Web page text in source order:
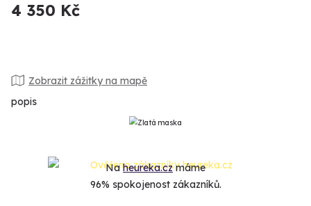
4 350 Kč
Zobrazit zážitky na mapě
popis
Naheureka.czmáme
96% spokojenost zákazníků.